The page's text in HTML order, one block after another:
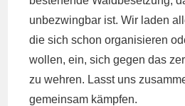
unbezwingbar ist. Wir laden
die sich schon organisieren
wollen, ein, sich gegen das
zu wehren. Lasst uns
gemeinsam kämpfen.